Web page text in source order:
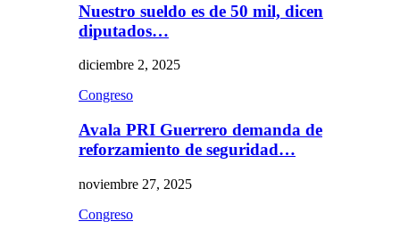
Nuestro sueldo es de 50 mil, dicen
diputados…
diciembre 2, 2025
Congreso
Avala PRI Guerrero demanda de
reforzamiento de seguridad…
noviembre 27, 2025
Congreso